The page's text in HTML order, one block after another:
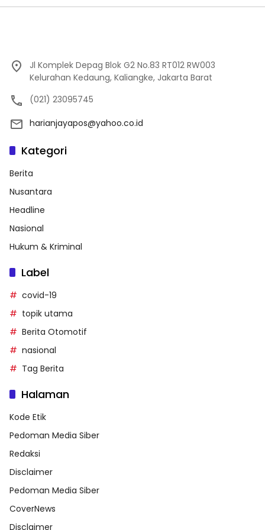
Jl Komplek Depag Blok G2 No.83 RT012 RW003
Kelurahan Kedaung, Kaliangke, Jakarta Barat
(021) 23095745
harianjayapos@yahoo.co.id
Kategori
Berita
Nusantara
Headline
Nasional
Hukum & Kriminal
Label
covid-19
topik utama
Berita Otomotif
nasional
Tag Berita
Halaman
Kode Etik
Pedoman Media Siber
Redaksi
Disclaimer
Pedoman Media Siber
CoverNews
Disclaimer